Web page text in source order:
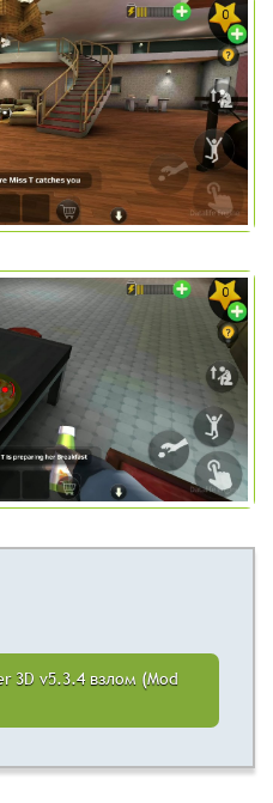
3D v5.3.4 взлом (Mod